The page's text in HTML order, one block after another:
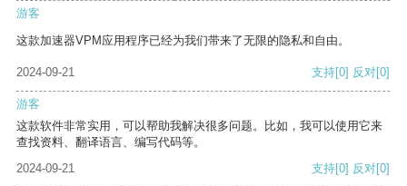
游客
这款加速器VPM应用程序已经为我们带来了无限的隐私和自由。
2024-09-21 支持[0] 反对[0]
游客
这款软件非常实用，可以帮助我解决很多问题。比如，我可以使用它来
查找资料、翻译语言、编写代码等。
2024-09-21
支持[0] 反对[0]